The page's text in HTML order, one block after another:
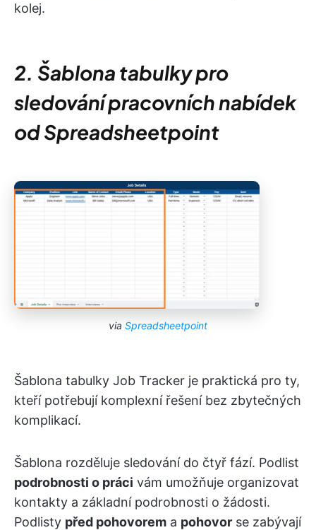
kolej.
2. Šablona tabulky pro
sledování pracovních nabídek
od Spreadsheetpoint
via Spreadsheetpoint
Šablona tabulky Job Tracker je praktická pro ty,
kteří potřebují komplexní řešení bez zbytečných
komplikací.
Šablona rozděluje sledování do čtyř fází. Podlist
podrobnosti o práci vám umožňuje organizovat
kontakty a základní podrobnosti o žádosti.
Podlisty před pohovorem a pohovor se zabývají